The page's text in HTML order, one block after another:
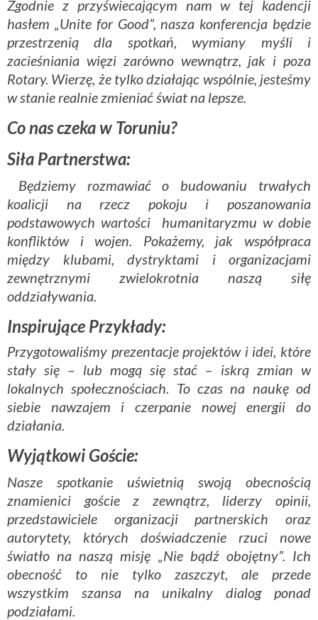
Zgodnie z przyświecającym nam w tej kadencji
hasłem „Unite for Good”, nasza konferencja będzie
przestrzenią dla spotkań, wymiany myśli i
zacieśniania więzi zarówno wewnątrz, jak i poza
Rotary. Wierzę, że tylko działając wspólnie, jesteśmy
w stanie realnie zmieniać świat na lepsze.
Co nas czeka w Toruniu?
Siła Partnerstwa:
Będziemy rozmawiać o budowaniu trwałych
koalicji na rzecz pokoju i poszanowania
podstawowych wartości humanitaryzmu w dobie
konfliktów i wojen. Pokażemy, jak współpraca
między klubami, dystryktami i organizacjami
zewnętrznymi zwielokrotnia naszą siłę
oddziaływania.
Inspirujące Przykłady:
Przygotowaliśmy prezentacje projektów i idei, które
stały się – lub mogą się stać – iskrą zmian w
lokalnych społecznościach. To czas na naukę od
siebie nawzajem i czerpanie nowej energii do
działania.
Wyjątkowi Goście:
Nasze spotkanie uświetnią swoją obecnością
znamienici goście z zewnątrz, liderzy opinii,
przedstawiciele organizacji partnerskich oraz
autorytety, których doświadczenie rzuci nowe
światło na naszą misję „Nie bądź obojętny”. Ich
obecność to nie tylko zaszczyt, ale przede
wszystkim szansa na unikalny dialog ponad
podziałami.